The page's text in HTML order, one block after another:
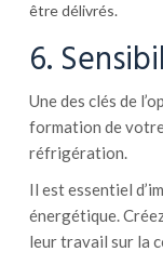
être délivrés.
6.
Une des clés de
formation de
réfrigération.
Il est essentiel
énergétique.
leur travail sur la